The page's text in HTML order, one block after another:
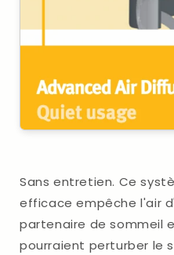
Sans entretien. Ce
efficace empêche l'air
partenaire de sommeil
pourraient perturber le